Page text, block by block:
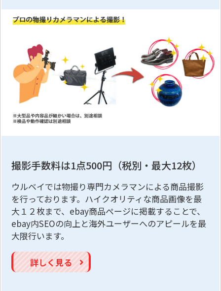
撮影手数料は1点500円（税別・最大12枚）
ウルベイでは物撮り専門カメラマンによる商品撮影
を行っております。ハイクオリティな商品画像を最
大１２枚まで、ebay商品ページに掲載することで、
ebay内SEOの向上と海外ユーザーへのアピールを最
大限行います。
詳しく見る